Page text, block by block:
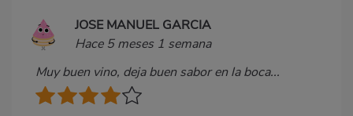
JOSE MANUEL GARCIA
Hace 5 meses 1 semana
Muy buen vino, deja buen sabor en la boca...